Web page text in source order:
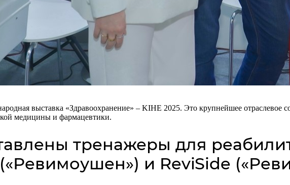
выставка «Здравоохранение» – KIHE 2025. Это крупнейшее отраслевое
медицины и фармацевтики.
тренажеры для
и ReviSide